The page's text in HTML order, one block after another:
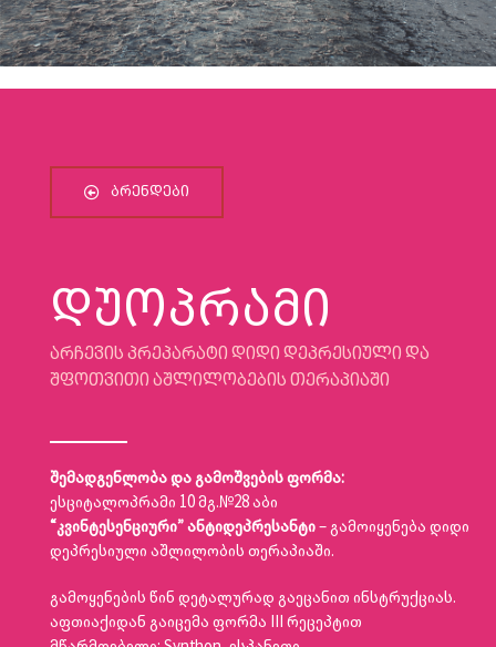
ᲑᲠᲔᲜᲓᲔᲑᲘ
დუოპრამი
არჩევის პრეპარატი დიდი დეპრესიული და
შფოთვითი აშლილობების თერაპიაში
შემადგენლობა და გამოშვების ფორმა:
ესციტალოპრამი 10 მგ.№28 აბი
“კვინტესენციური” ანტიდეპრესანტი– გამოიყენება დიდი
დეპრესიული აშლილობის თერაპიაში.
გამოყენების წინ დეტალურად გაეცანით ინსტრუქციას.
აფთიაქიდან გაიცემა ფორმა III რეცეპტით